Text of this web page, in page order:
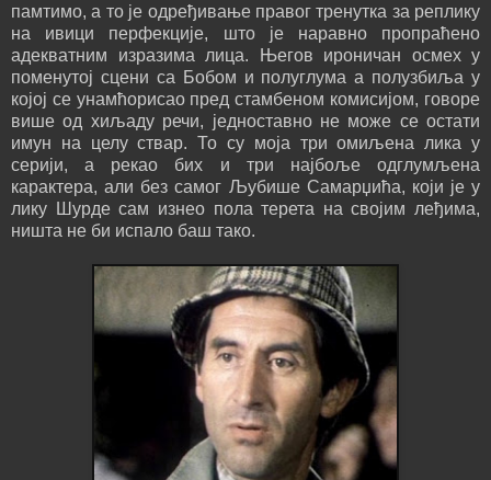
памтимо, а то је одређивање правог тренутка за реплику
на ивици перфекције, што је наравно пропраћено
адекватним изразима лица. Његов ироничан осмех у
поменутој сцени са Бобом и полуглума а полузбиља у
којој се унамћорисао пред стамбеном комисијом, говоре
више од хиљаду речи, једноставно не може се остати
имун на целу ствар. То су моја три омиљена лика у
серији, а рекао бих и три најбоље одглумљена
карактера, али без самог Љубише Самарџића, који је у
лику Шурде сам изнео пола терета на својим леђима,
ништа не би испало баш тако.